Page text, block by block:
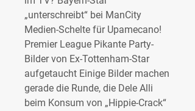
„unterschreibt“ bei ManCity
Medien-Schelte für Upamecano!
Premier League Pikante Party-
Bilder von Ex-Tottenham-Star
aufgetaucht Einige Bilder machen
gerade die Runde, die Dele Alli
beim Konsum von „Hippie-Crack“